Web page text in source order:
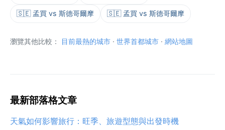
🇸🇪 孟買 vs 斯德哥爾摩 🇸🇪 孟買 vs 斯德哥爾摩
瀏覽其他比較： 目前最熱的城市 · 世界首都城市 · 網站地圖
最新部落格文章
天氣如何影響旅行：旺季、旅遊型態與出發時機